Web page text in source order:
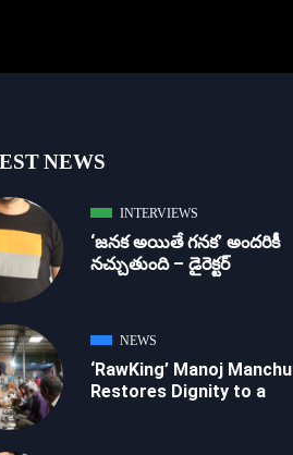
NEWS
INTERVIEWS
‘జ‌న‌క అయితే గ‌న‌క‌’ అందరికీ
నచ్చుతుంది – డైరెక్ట‌ర్
NEWS
‘RawKing’ Manoj Manchu
Restores Dignity to a